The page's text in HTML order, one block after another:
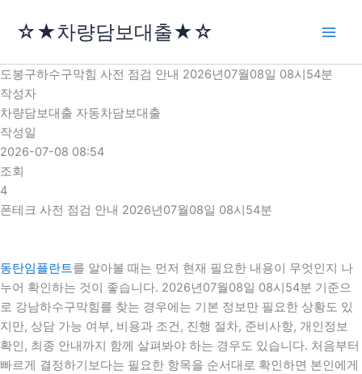
로
건
너
뛰
기
☆★차량담보대출★☆
도봉구하수구막힘 사전 점검 안내 2026년07월08일 08시54분
작성자
차량담보대출 자동차담보대출
작성일
2026-07-08 08:54
조회
4
폰테크 사전 점검 안내 2026년07월08일 08시54분
동탄임플란트를 알아볼 때는 먼저 현재 필요한 내용이 무엇인지 나
누어 확인하는 것이 좋습니다. 2026년07월08일 08시54분 기준으
로 강남하수구막힘를 찾는 경우에는 기본 정보만 필요한 상황도 있
지만, 상담 가능 여부, 비용과 조건, 진행 절차, 준비사항, 개인정보
확인, 최종 안내까지 함께 살펴봐야 하는 경우도 있습니다. 처음부터
빠르게 결정하기보다는 필요한 항목을 순서대로 확인하면 본인에게